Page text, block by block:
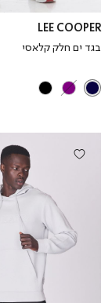
LEE COOPER
בגד ים חלק קלאסי